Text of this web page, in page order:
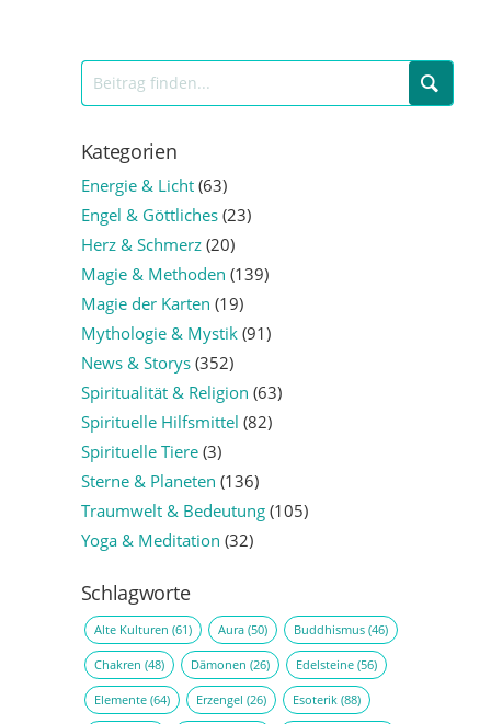
Kategorien
Energie & Licht(63)
Engel & Göttliches(23)
Herz & Schmerz(20)
Magie & Methoden (139)
Magie der Karten (19)
Mythologie & Mystik(91)
News & Storys(352)
Spiritualität & Religion (63)
Spirituelle Hilfsmittel (82)
Spirituelle Tiere(3)
Sterne & Planeten (136)
Traumwelt & Bedeutung(105)
Yoga & Meditation (32)
Schlagworte
Alte Kulturen (61) Aura(50) Buddhismus(46)
Chakren (48) Dämonen (26) Edelsteine(56)
Elemente(64) Erzengel (26) Esoterik(88)